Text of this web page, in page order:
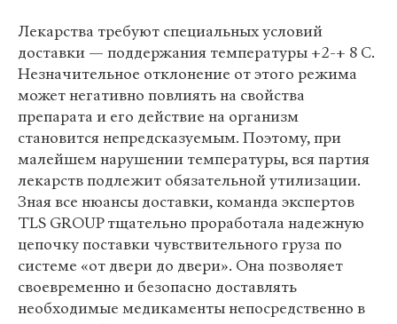
Лекарства требуют специальных условий
доставки — поддержания температуры +2-+ 8 С.
Незначительное отклонение от этого режима
может негативно повлиять на свойства
препарата и его действие на организм
становится непредсказуемым. Поэтому, при
малейшем нарушении температуры, вся партия
лекарств подлежит обязательной утилизации.
Зная все нюансы доставки, команда экспертов
TLS GROUP тщательно проработала надежную
цепочку поставки чувствительного груза по
системе «от двери до двери». Она позволяет
своевременно и безопасно доставлять
необходимые медикаменты непосредственно в